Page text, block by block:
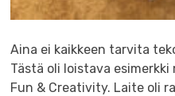
Aina ei kaikkeen tarvita
Tästä oli loistava
Fun & Creativity. Laite oli